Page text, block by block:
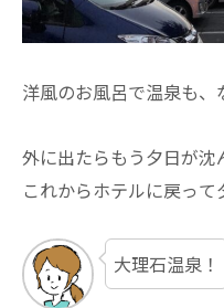
洋風のお風呂で温泉も、
外に出たらもう夕日が沈
これからホテルに戻って
大理石温泉！